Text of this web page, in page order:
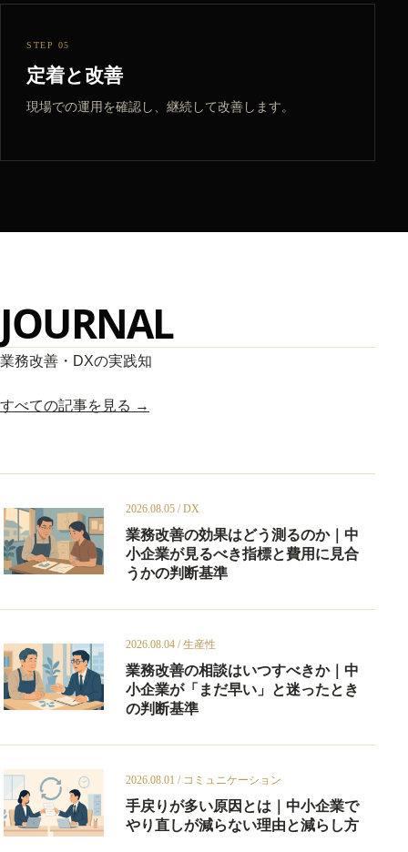
STEP 05
定着と改善
現場での運用を確認し、継続して改善します。
JOURNAL
業務改善・DXの実践知
すべての記事を見る →
2026.08.05 / DX
業務改善の効果はどう測るのか｜中
小企業が見るべき指標と費用に見合
うかの判断基準
2026.08.04 / 生産性
業務改善の相談はいつすべきか｜中
小企業が「まだ早い」と迷ったとき
の判断基準
2026.08.01 / コミュニケーション
手戻りが多い原因とは｜中小企業で
やり直しが減らない理由と減らし方